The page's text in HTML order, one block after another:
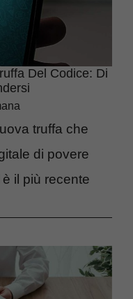
Del Codice: Di
truffa che
di povere
il più recente